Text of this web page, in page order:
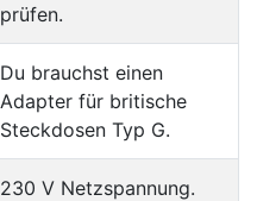
prüfen.
Du brauchst einen
Adapter für britische
Steckdosen Typ G.
230 V Netzspannung.